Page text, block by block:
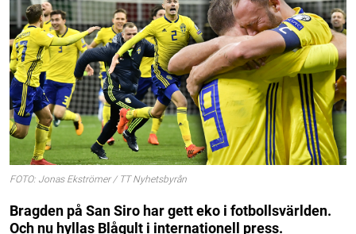
FOTO: Jonas Ekströmer / TT Nyhetsbyrån
Bragden på San Siro har gett eko i fotbollsvärlden.
Och nu hyllas Blågult i internationell press.